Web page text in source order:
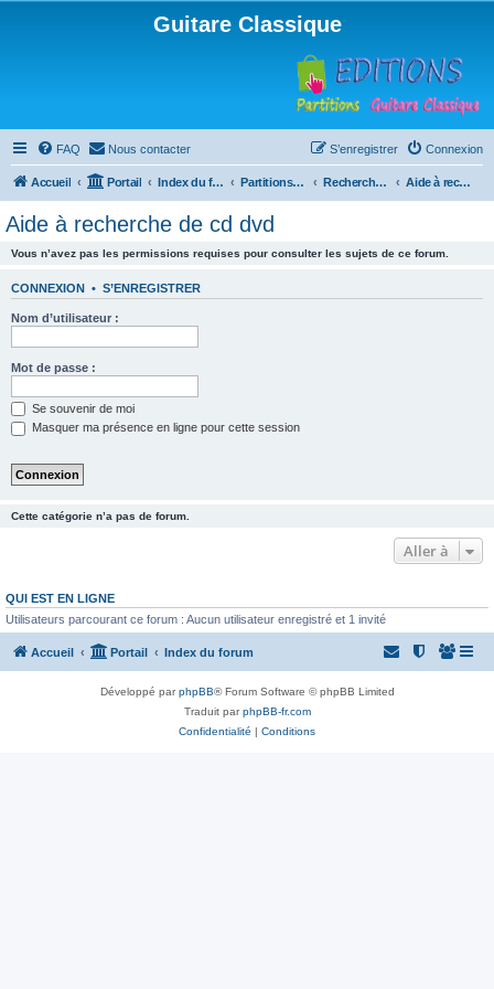
Guitare Classique
FAQ Nous contacter Connexion
S’enregistrer
Accueil Portail Index du forum Partitions pour guitare en libre téléchargement Recherche de ressources musicales Aide à recherche de cd dvd
Aide à recherche de cd dvd
Vous n’avez pas les permissions requises pour consulter les sujets de ce forum.
CONNEXION • S’ENREGISTRER
Nom d’utilisateur :
Mot de passe :
Se souvenir de moi
Masquer ma présence en ligne pour cette session
Cette catégorie n’a pas de forum.
Aller à
QUI EST EN LIGNE
Utilisateurs parcourant ce forum : Aucun utilisateur enregistré et 1 invité
Accueil Portail Index du forum
Développé parphpBB® Forum Software © phpBB Limited
Traduit parphpBB-fr.com
Confidentialité | Conditions